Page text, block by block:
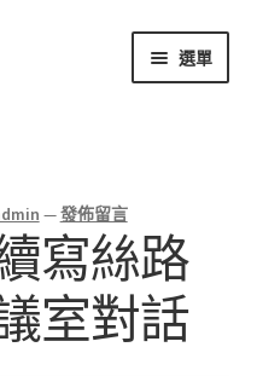
選單
—發佈留言
寫絲路
室對話